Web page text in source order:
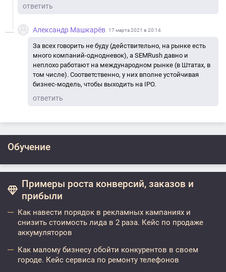
ответить
Александр Машкарёв 17 марта 2021 в 20:14
За всех говорить не буду (действительно, на рынке есть
много компаний-однодневок), а SEMRush давно и
неплохо работают на международном рынке (в Штатах, в
том числе). Соответственно, у них вполне устойчивая
бизнес-модель, чтобы выходить на IPO.
ответить
Обучение
Примеры роста конверсий, заказов и
прибыли
Как навести порядок в рекламных кампаниях и
снизить стоимость лида в 2 раза. Кейс по продаже
аккумуляторов
Как малому бизнесу обойти конкурентов в своем
городе. Кейс сервиса по ремонту телефонов